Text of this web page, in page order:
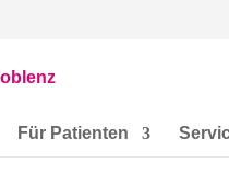
Für Patienten